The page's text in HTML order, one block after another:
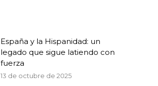
España y la Hispanidad: un
legado que sigue latiendo con
fuerza
13 de octubre de 2025